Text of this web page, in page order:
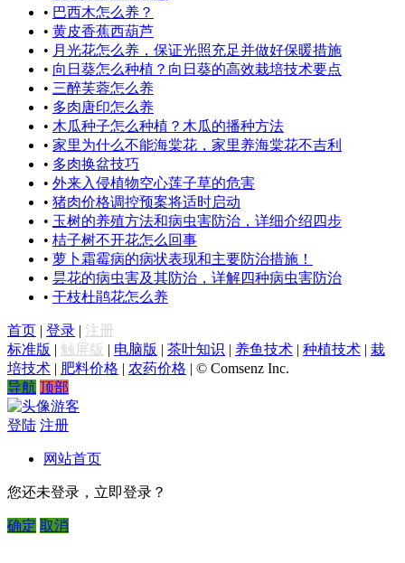
• 巴西木怎么养？
• 黄皮香蕉西葫芦
• 月光花怎么养，保证光照充足并做好保暖措施
• 向日葵怎么种植？向日葵的高效栽培技术要点
• 三醉芙蓉怎么养
• 多肉唐印怎么养
• 木瓜种子怎么种植？木瓜的播种方法
• 家里为什么不能海棠花，家里养海棠花不吉利
• 多肉换盆技巧
• 外来入侵植物空心莲子草的危害
• 猪肉价格调控预案将适时启动
• 玉树的养殖方法和病虫害防治，详细介绍四步
• 桔子树不开花怎么回事
• 萝卜霜霉病的病状表现和主要防治措施！
• 昙花的病虫害及其防治，详解四种病虫害防治
• 干枝杜鹃花怎么养
首页 | 登录 | 注册
标准版 | 触屏版 | 电脑版 | 茶叶知识 | 养鱼技术 | 种植技术 | 栽
培技术 | 肥料价格 | 农药价格 | © Comsenz Inc.
导航 顶部
游客
登陆 注册
网站首页
您还未登录，立即登录？
确定 取消